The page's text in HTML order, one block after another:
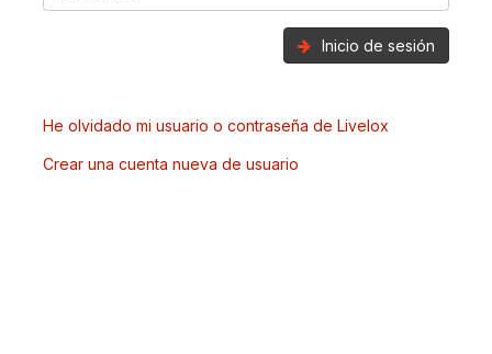
Inicio de sesión
He olvidado mi usuario o contraseña de Livelox
Crear una cuenta nueva de usuario